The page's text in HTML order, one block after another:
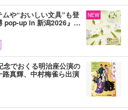
や“おいしい文具”も登
pop-up in 新潟2026』…
NEW
でおくる明治座公演の
真輝、中村梅雀ら出演